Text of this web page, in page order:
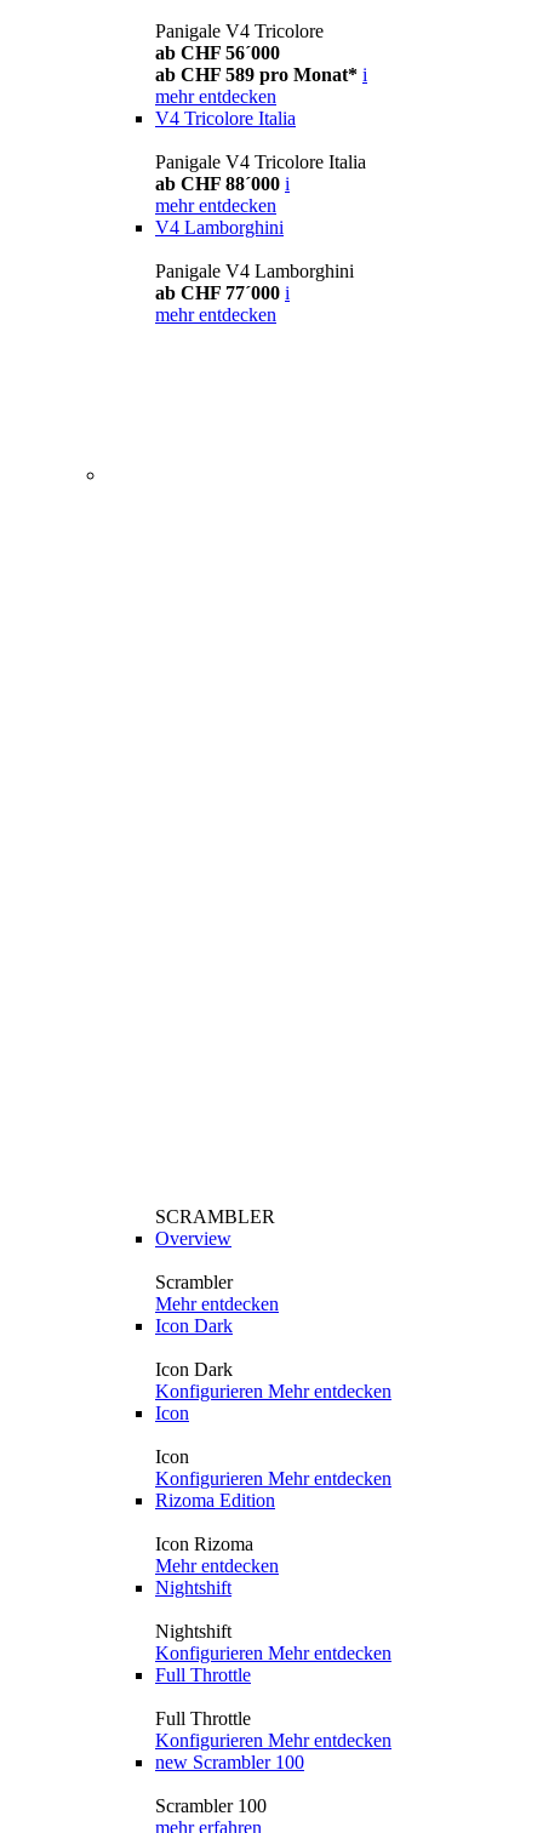
Panigale V4 Tricolore
ab CHF 56´000
ab CHF 589 pro Monat* i
mehr entdecken
V4 Tricolore Italia
Panigale V4 Tricolore Italia
ab CHF 88´000 i
mehr entdecken
V4 Lamborghini
Panigale V4 Lamborghini
ab CHF 77´000 i
mehr entdecken
SCRAMBLER
Overview
Scrambler
Mehr entdecken
Icon Dark
Icon Dark
Konfigurieren Mehr entdecken
Icon
Icon
Konfigurieren Mehr entdecken
Rizoma Edition
Icon Rizoma
Mehr entdecken
Nightshift
Nightshift
Konfigurieren Mehr entdecken
Full Throttle
Full Throttle
Konfigurieren Mehr entdecken
new Scrambler 100
Scrambler 100
mehr erfahren